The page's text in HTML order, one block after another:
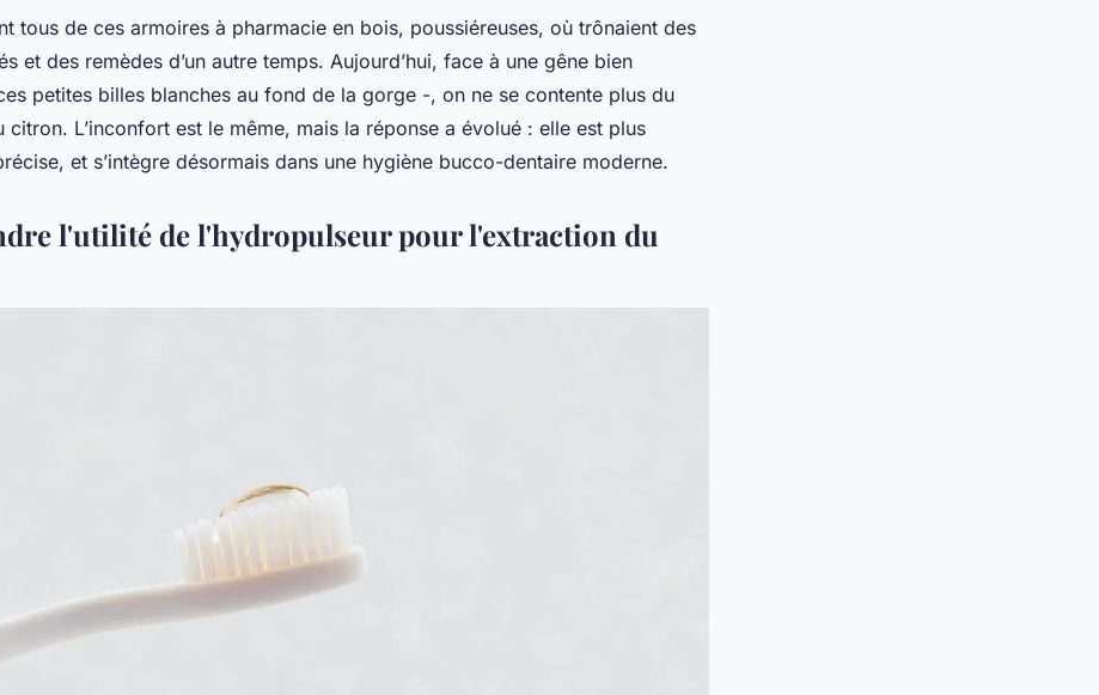
tous de ces armoires à pharmacie en bois, poussiéreuses, où trônaient des
et des remèdes d’un autre temps. Aujourd’hui, face à une gêne bien
petites billes blanches au fond de la gorge -, on ne se contente plus du
citron. L’inconfort est le même, mais la réponse a évolué : elle est plus
et s’intègre désormais dans une hygiène bucco-dentaire moderne.
l'utilité de l'hydropulseur pour l'extraction du